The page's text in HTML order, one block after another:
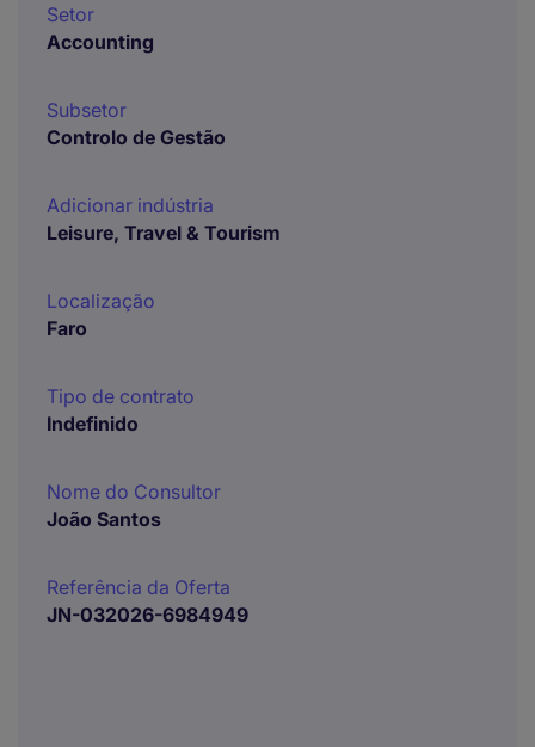
Setor
Accounting
Subsetor
Controlo de Gestão
Adicionar indústria
Leisure, Travel & Tourism
Localização
Faro
Tipo de contrato
Indefinido
Nome do Consultor
João Santos
Referência da Oferta
JN-032026-6984949